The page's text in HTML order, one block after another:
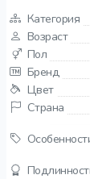
Категория
Возраст
Пол
Бренд
Цвет
Страна